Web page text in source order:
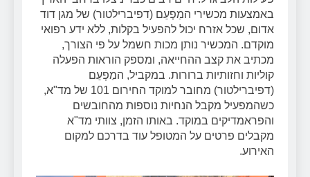
באמצעות מכשירי המַפְעֵם (דפיברילטור) של מגן דוד
אדום, שכל אזרח יכול להפעיל בקלות, ללא ידע רפואי
מוקדם. המכשיר נותן מכות חשמל על פי הצורך,
מכתיב את קצב ההחייאה, ומספק הוראות הפעלה
קוליות וחזותיות ברורות. במקביל, המַפְעֵם
(דפיברילטור) מחובר למוקד החירום 101 של מד"א,
כשהמפעיל מקבל הנחיות נוספות מהחובשים
והפראמדיקים במוקד. באותו הזמן, צוותי מד"א
מקבלים פרטים על המטופל עוד בדרכם למקום
האירוע.